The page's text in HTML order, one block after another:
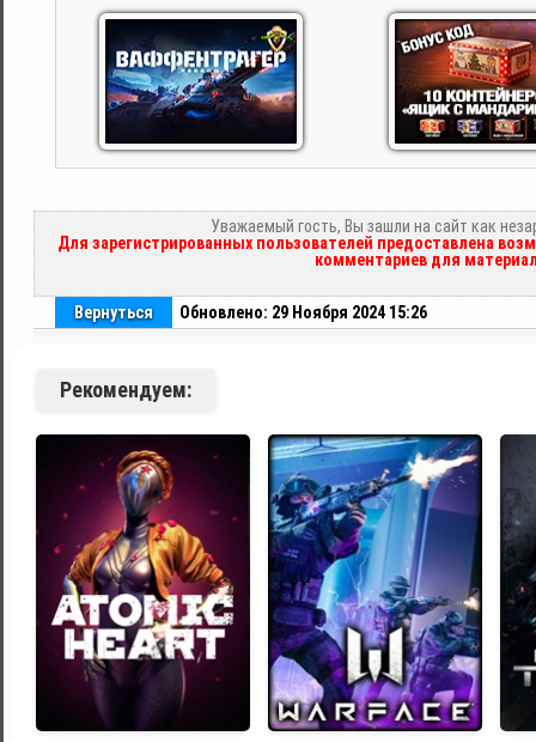
Уважаемый гость, Вы зашли на сайт как
Для зарегистрированных пользователей предоставлена
комментариев для
Вернуться Обновлено: 29 Ноября 2024 15:26
Рекомендуем: